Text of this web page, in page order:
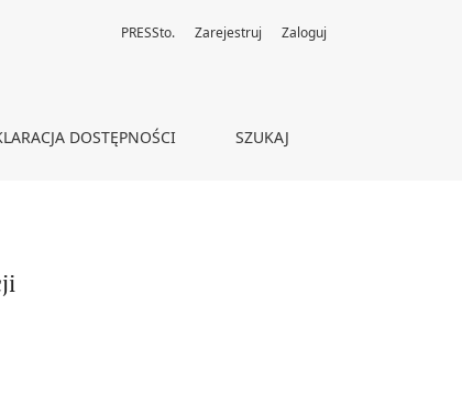
DOSTĘPNOŚCI SZUKAJ
PRESSto. Zarejestruj Zaloguj